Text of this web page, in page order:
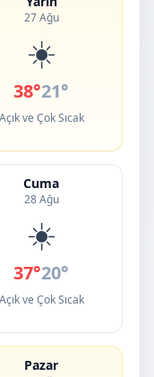
27 Ağu
☀️
38°21°
Açık ve Çok Sıcak
Cuma
28 Ağu
☀️
37°20°
Açık ve Çok Sıcak
Pazar